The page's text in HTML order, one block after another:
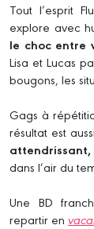
Tout l’esprit
explore avec
le choc entre
Lisa et Lucas
bougons, les
Gags à
résultat est
dans l’air du
Une BD
repartir en